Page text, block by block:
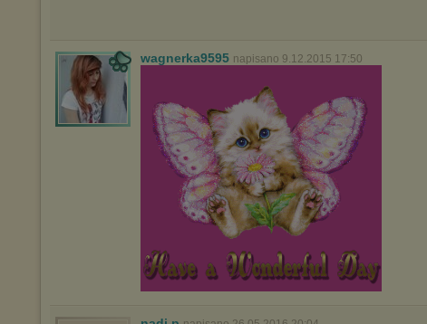
wagnerka9595 napisano 9.12.2015 17:50